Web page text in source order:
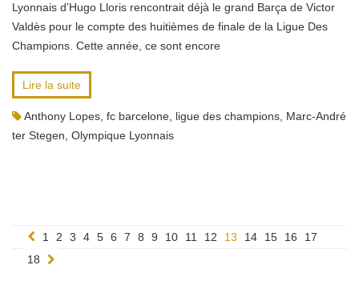
Lyonnais d’Hugo Lloris rencontrait déjà le grand Barça de Victor
Valdès pour le compte des huitièmes de finale de la Ligue Des
Champions. Cette année, ce sont encore
Lire la suite
Anthony Lopes fc barcelone ligue des champions Marc-André
ter Stegen Olympique Lyonnais
1 2 3 4 5 6 7 8 9 10 11 12 13 14 15 16
17
18